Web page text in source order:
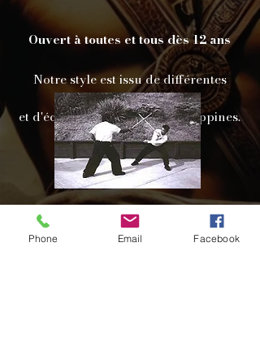
Ouvert à toutes et tous dès 12 ans
Notre style est issu de différentes
sources d'apprentissage
et d'écoles traditionnelles philippines.
Notre académie est affiliée à la
Phone Email Facebook